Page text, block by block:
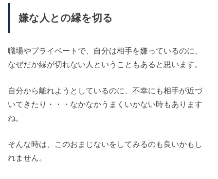
嫌な人との縁を切る
職場やプライベートで、自分は相手を嫌っているのに、
なぜだか縁が切れない人ということもあると思います。
自分から離れようとしているのに、不幸にも相手が近づ
いてきたり・・・なかなかうまくいかない時もあります
ね。
そんな時は、このおまじないをしてみるのも良いかもし
れません。